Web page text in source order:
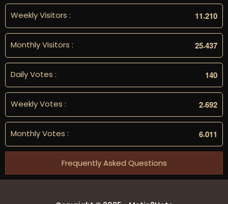
Weekly Visitors : 11.210
Monthly Visitors : 25.437
Daily Votes : 140
Weekly Votes : 2.692
Monthly Votes : 6.011
Frequently Asked Questions